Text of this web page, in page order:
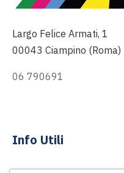
Largo Felice Armati, 1
00043 Ciampino (Roma)
06 790691
Info Utili